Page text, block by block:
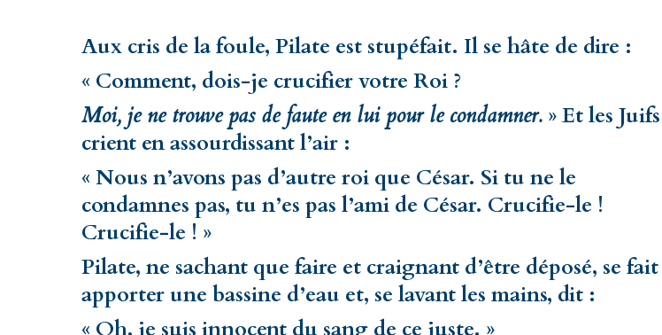
Aux cris de la foule, Pilate est stupéfait. Il se hâte de dire :
« Comment, dois-je crucifier votre Roi ?
Moi, je ne trouve pas de faute en lui pour le condamner. » Et les Juifs
crient en assourdissant l’air :
« Nous n’avons pas d’autre roi que César. Si tu ne le
condamnes pas, tu n’es pas l’ami de César. Crucifie-le !
Crucifie-le ! »
Pilate, ne sachant que faire et craignant d’être déposé, se fait
apporter une bassine d’eau et, se lavant les mains, dit :